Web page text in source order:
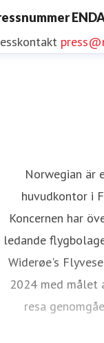
Norwegian är
huvudkontor i
Koncernen har
ledande
Widerøe's
2024 med målet
resa